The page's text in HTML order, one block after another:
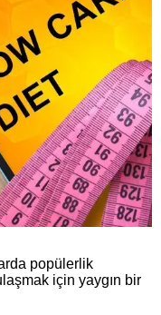
popülerlik
için yaygın bir